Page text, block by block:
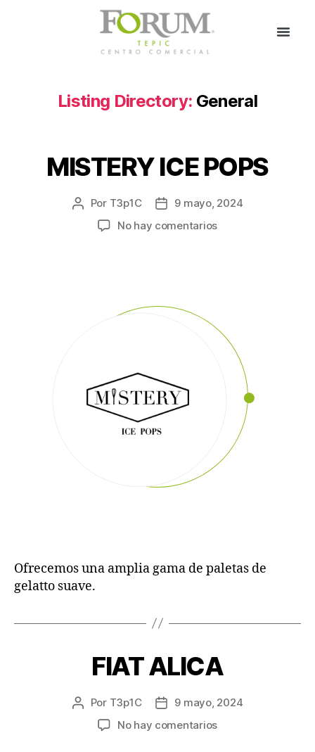
Listing Directory: General
MISTERY ICE POPS
Por T3p1C
9 mayo, 2024
No hay comentarios
Ofrecemos una amplia gama de paletas de
gelatto suave.
FIAT ALICA
Por T3p1C
9 mayo, 2024
No hay comentarios